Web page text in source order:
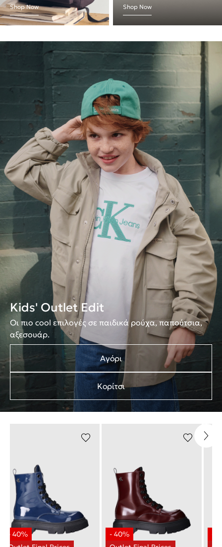
Shop Now Shop Now
Kids' Outlet Edit
Οι πιο cool επιλογές σε παιδικά ρούχα, παπούτσια,
αξεσουάρ.
Αγόρι
Κορίτσι